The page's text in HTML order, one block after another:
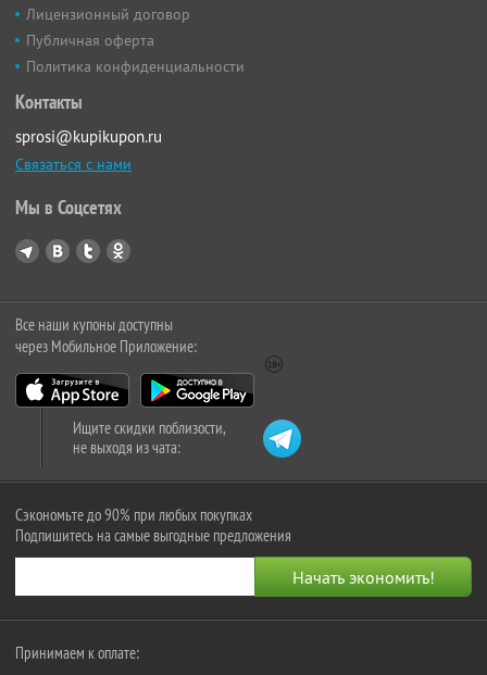
Лицензионный договор
Публичная оферта
Политика конфиденциальности
Контакты
sprosi@kupikupon.ru
Связаться с нами
Мы в Соцсетях
Все наши купоны доступны
через Мобильное Приложение:
Ищите скидки поблизости,
не выходя из чата:
Сэкономьте до 90% при любых покупках
Подпишитесь на самые выгодные предложения
Принимаем к оплате: